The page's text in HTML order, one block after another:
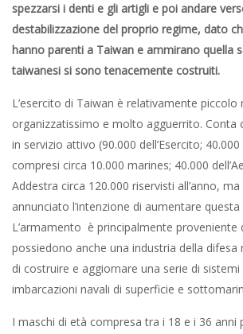
spezzarsi i denti e gli artigli e poi andare
destabilizzazione del proprio regime, dato
hanno parenti a Taiwan e ammirano quella
taiwanesi si sono tenacemente costruiti.
L’esercito di Taiwan è relativamente piccolo
organizzatissimo e molto agguerrito. Conta
in servizio attivo (90.000 dell’Esercito;
compresi circa 10.000 marines; 40.000
Addestra circa 120.000 riservisti all’anno,
annunciato l’intenzione di aumentare
L’armamento è principalmente proveniente
possiedono anche una industria della difesa
di costruire e aggiornare una serie di sistemi
imbarcazioni navali di superficie e
I maschi di età compresa tra i 18 e i 36 anni